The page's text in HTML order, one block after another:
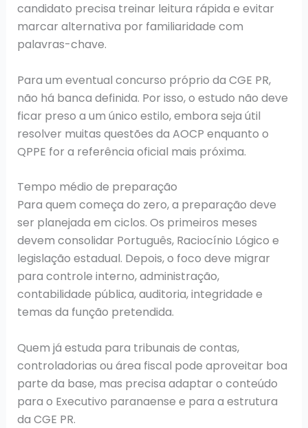
candidato precisa treinar leitura rápida e evitar
marcar alternativa por familiaridade com
palavras-chave.
Para um eventual concurso próprio da CGE PR,
não há banca definida. Por isso, o estudo não deve
ficar preso a um único estilo, embora seja útil
resolver muitas questões da AOCP enquanto o
QPPE for a referência oficial mais próxima.
Tempo médio de preparação
Para quem começa do zero, a preparação deve
ser planejada em ciclos. Os primeiros meses
devem consolidar Português, Raciocínio Lógico e
legislação estadual. Depois, o foco deve migrar
para controle interno, administração,
contabilidade pública, auditoria, integridade e
temas da função pretendida.
Quem já estuda para tribunais de contas,
controladorias ou área fiscal pode aproveitar boa
parte da base, mas precisa adaptar o conteúdo
para o Executivo paranaense e para a estrutura
da CGE PR.